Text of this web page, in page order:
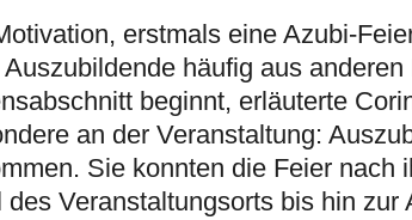
erstmals eine Azubi-
häufig aus
beginnt, erläuterte
an der Veranstaltung:
Sie konnten die Feier
des Veranstaltungsorts bis hin